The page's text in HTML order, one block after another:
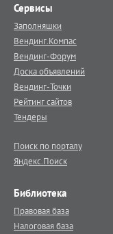
Сервисы
Заполняшки
Вендинг.Компас
Вендинг-Форум
Доска объявлений
Вендинг-Точки
Рейтинг сайтов
Тендеры
Поиск по порталу
Яндекс.Поиск
Библиотека
Правовая база
Налоговая база